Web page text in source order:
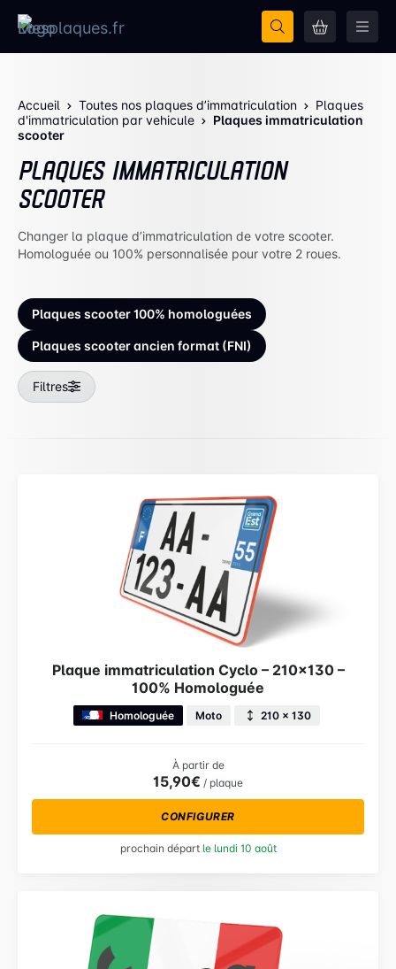
Accueil Toutes nos plaques d’immatriculation
Plaques
d'immatriculation par vehicule
Plaques immatriculation
scooter
PLAQUES IMMATRICULATION
SCOOTER
Changer la plaque d’immatriculation de votre scooter.
Homologuée ou 100% personnalisée pour votre 2 roues.
Plaques scooter 100% homologuées
Plaques scooter ancien format (FNI)
Filtres
Plaque immatriculation Cyclo – 210×130 –
100% Homologuée
Homologuée Moto 210 × 130
À partir de
15,90€ / plaque
CONFIGURER
prochain départ le lundi 10 août